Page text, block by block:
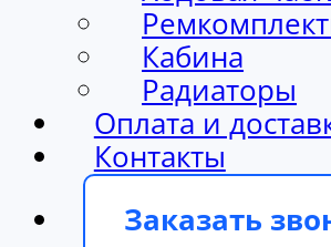
Кабина
Радиаторы
Оплата и
Контакты
Заказать